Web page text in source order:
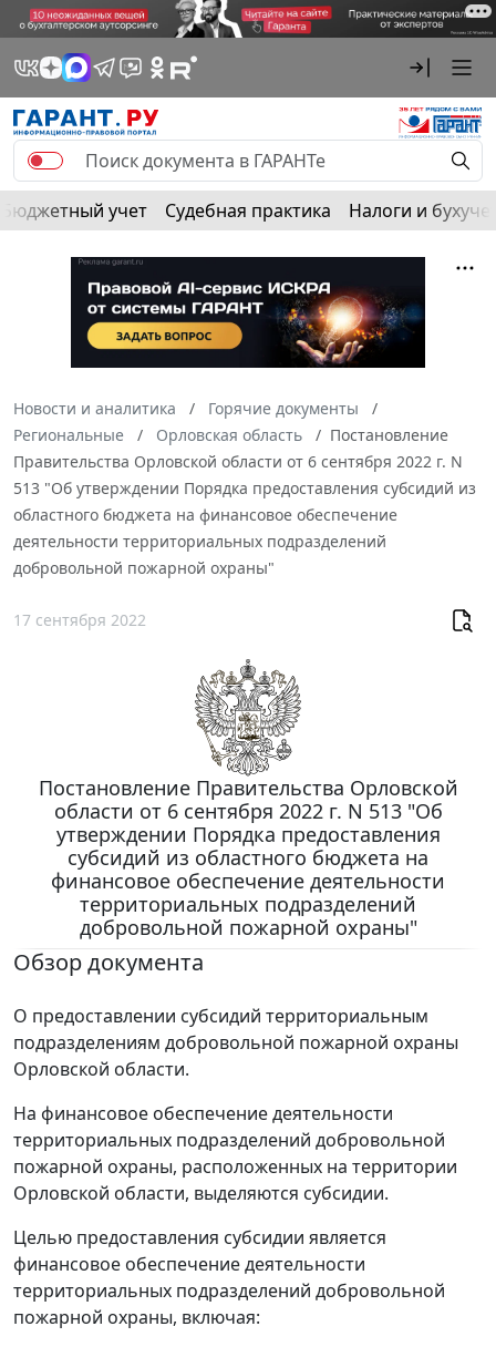
Бюджетный учет Судебная практика Налоги и
Новости и аналитика
Горячие документы
Региональные
Орловская область
Постановление
Правительства Орловской области от 6 сентября 2022 г. N
513 "Об утверждении Порядка предоставления субсидий из
областного бюджета на финансовое обеспечение
деятельности территориальных подразделений
добровольной пожарной охраны"
17 сентября 2022
Постановление Правительства Орловской
области от 6 сентября 2022 г. N 513 "Об
утверждении Порядка предоставления
субсидий из областного бюджета на
финансовое обеспечение деятельности
территориальных подразделений
добровольной пожарной охраны"
Обзор документа
О предоставлении субсидий территориальным
подразделениям добровольной пожарной охраны
Орловской области.
На финансовое обеспечение деятельности
территориальных подразделений добровольной
пожарной охраны, расположенных на территории
Орловской области, выделяются субсидии.
Целью предоставления субсидии является
финансовое обеспечение деятельности
территориальных подразделений добровольной
пожарной охраны, включая: